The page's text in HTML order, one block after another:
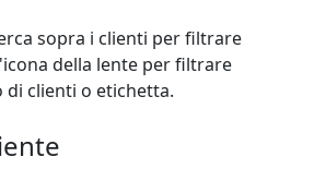
sopra i clienti per filtrare
della lente per filtrare
clienti o etichetta.